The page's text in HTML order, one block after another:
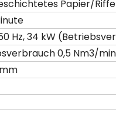
Papier/
Hz, 34 kW
0,5 Nm3/